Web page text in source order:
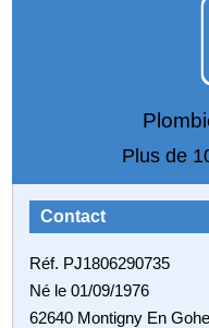
Plus de
Contact
Réf. PJ1806290735
Né le 01/09/1976
62640 Montigny En